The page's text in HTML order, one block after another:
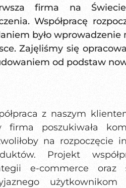
firma na
Współpracę
było
Zajęliśmy się
od podstaw
z naszym
firma poszukiwała
na rozpoczęcie
Projekt
e-commerce oraz